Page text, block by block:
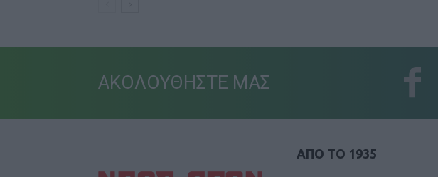
ΑΚΟΛΟΥΘΗΣΤΕ ΜΑΣ
ΑΠΟ ΤΟ 1935